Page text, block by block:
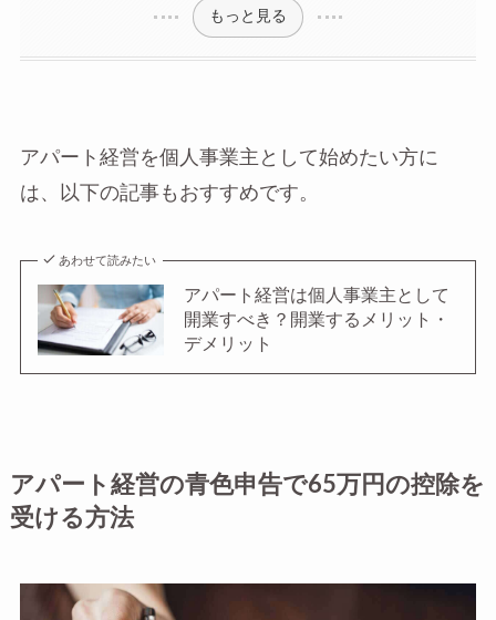
もっと見る
アパート経営を個人事業主として始めたい方に
は、以下の記事もおすすめです。
あわせて読みたい
アパート経営は個人事業主として
開業すべき？開業するメリット・
デメリット
アパート経営の青色申告で65万円の控除を
受ける方法